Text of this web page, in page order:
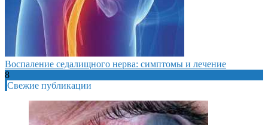
Воспаление седалищного нерва: симптомы и лечение
8
Свежие публикации